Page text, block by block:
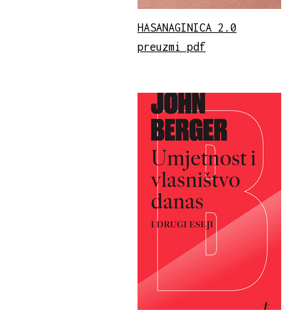
HASANAGINICA 2.0
preuzmi pdf